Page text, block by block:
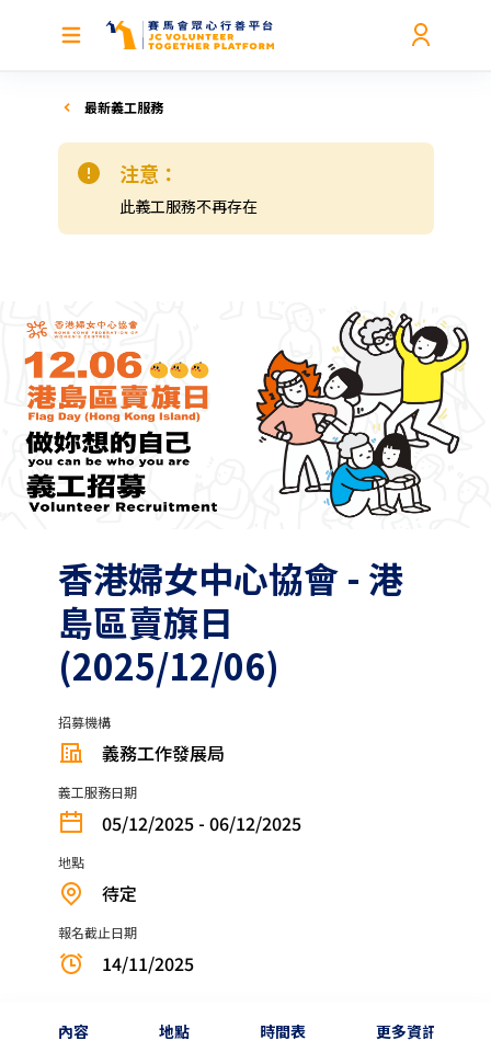
最新義工服務
注意：
此義工服務不再存在
香港婦女中心協會 - 港
島區賣旗日
(2025/12/06)
招募機構
義務工作發展局
義工服務日期
05/12/2025 - 06/12/2025
地點
待定
報名截止日期
14/11/2025
內容 地點 時間表 更多資訊